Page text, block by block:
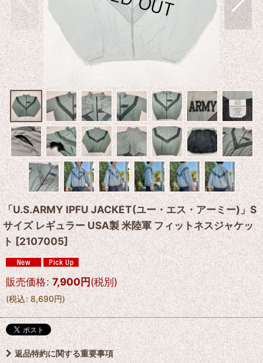
「U.S.ARMY IPFU JACKET(ユー・エス・アーミー)」S
サイズ レギュラー USA製 米陸軍 フィットネスジャケッ
ト[2107005]
販売価格: 7,900円(税別)
(税込: 8,690円)
返品特約に関する重要事項